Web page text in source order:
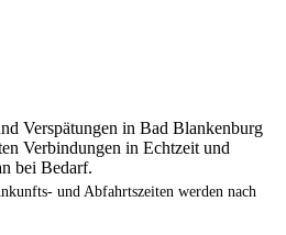
Verspätungen in Bad Blankenburg
Verbindungen in Echtzeit und
bei Bedarf.
und Abfahrtszeiten werden nach